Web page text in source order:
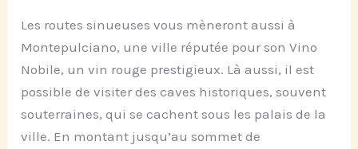
Les routes sinueuses vous mèneront aussi à
Montepulciano, une ville réputée pour son Vino
Nobile, un vin rouge prestigieux. Là aussi, il est
possible de visiter des caves historiques, souvent
souterraines, qui se cachent sous les palais de la
ville. En montant jusqu’au sommet de